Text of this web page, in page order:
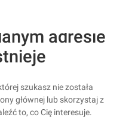
adresie
szukasz nie została
głównej lub skorzystaj z
to, co Cię interesuje.